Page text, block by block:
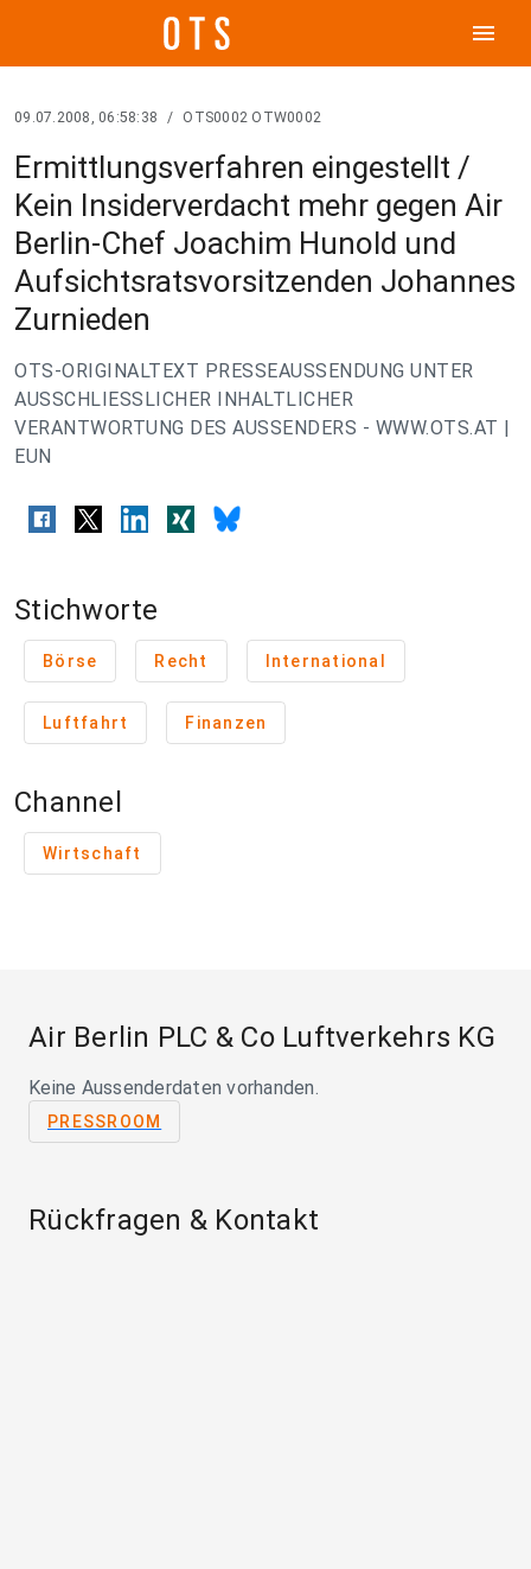
menu
09.07.2008, 06:58:38 / OTS0002 OTW0002
Ermittlungsverfahren eingestellt /
Kein Insiderverdacht mehr gegen Air
Berlin-Chef Joachim Hunold und
Aufsichtsratsvorsitzenden Johannes
Zurnieden
OTS-ORIGINALTEXT PRESSEAUSSENDUNG UNTER
AUSSCHLIESSLICHER INHALTLICHER
VERANTWORTUNG DES AUSSENDERS - WWW.OTS.AT |
EUN
Stichworte
Börse Recht International
Luftfahrt Finanzen
Channel
Wirtschaft
Air Berlin PLC & Co Luftverkehrs KG
Keine Aussenderdaten vorhanden.
PRESSROOM
Rückfragen & Kontakt